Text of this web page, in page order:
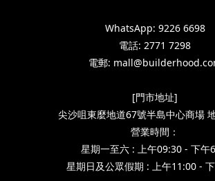
WhatsApp: 9226 6698
電話: 2771 7298
電郵:
[門市地址]
尖沙咀東麼地道67號半島中心商場
營業時間：
星期一至六 : 上午09:30 - 下午
星期日及公眾假期 : 上午11:00 -